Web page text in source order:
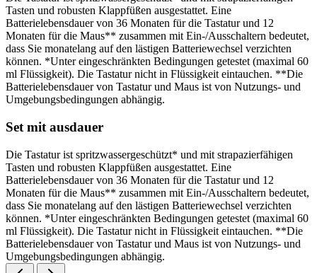
Tasten und robusten Klappfüßen ausgestattet. Eine
Batterielebensdauer von 36 Monaten für die Tastatur und 12
Monaten für die Maus** zusammen mit Ein-/Ausschaltern bedeutet,
dass Sie monatelang auf den lästigen Batteriewechsel verzichten
können. *Unter eingeschränkten Bedingungen getestet (maximal 60
ml Flüssigkeit). Die Tastatur nicht in Flüssigkeit eintauchen. **Die
Batterielebensdauer von Tastatur und Maus ist von Nutzungs- und
Umgebungsbedingungen abhängig.
Set mit ausdauer
Die Tastatur ist spritzwassergeschützt* und mit strapazierfähigen
Tasten und robusten Klappfüßen ausgestattet. Eine
Batterielebensdauer von 36 Monaten für die Tastatur und 12
Monaten für die Maus** zusammen mit Ein-/Ausschaltern bedeutet,
dass Sie monatelang auf den lästigen Batteriewechsel verzichten
können. *Unter eingeschränkten Bedingungen getestet (maximal 60
ml Flüssigkeit). Die Tastatur nicht in Flüssigkeit eintauchen. **Die
Batterielebensdauer von Tastatur und Maus ist von Nutzungs- und
Umgebungsbedingungen abhängig.